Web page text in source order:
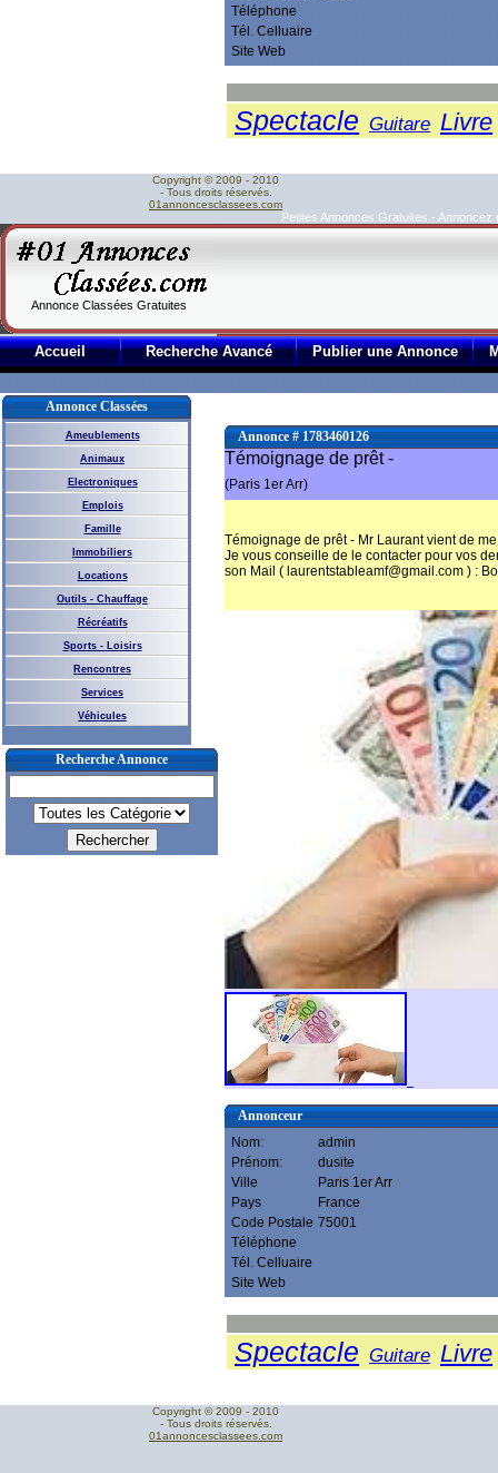
Téléphone
Tél. Celluaire
Site Web
Spectacle Guitare Livre
Copyright © 2009 - 2010
- Tous droits réservés.
01annoncesclassees.com
Petites Annonces Gratuites -
Annonce Classées Gratuites
Accueil Recherche Avancé Publier une Annonce
Annonce Classées
Ameublements
Animaux
Electroniques
Emplois
Famille
Immobiliers
Locations
Outils - Chauffage
Récréatifs
Sports - Loisirs
Rencontres
Services
Véhicules
Recherche Annonce
Annonce # 1783460126
Témoignage de prêt -
(Paris 1er Arr)
Témoignage de prêt - Mr Laurant vient de
Je vous conseille de le contacter pour vos
son Mail ( laurentstableamf@gmail.com ) :
Annonceur
Nom:
admin
Prénom:
dusite
Ville
Paris 1er Arr
Pays
France
Code Postale 75001
Téléphone
Tél. Celluaire
Site Web
Spectacle Guitare Livre
Copyright © 2009 - 2010
- Tous droits réservés.
01annoncesclassees.com